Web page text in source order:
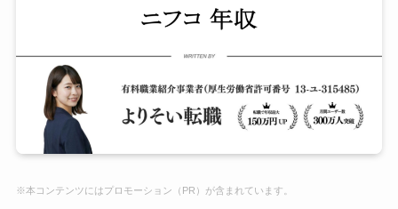
※本コンテンツにはプロモーション（PR）が含まれています。